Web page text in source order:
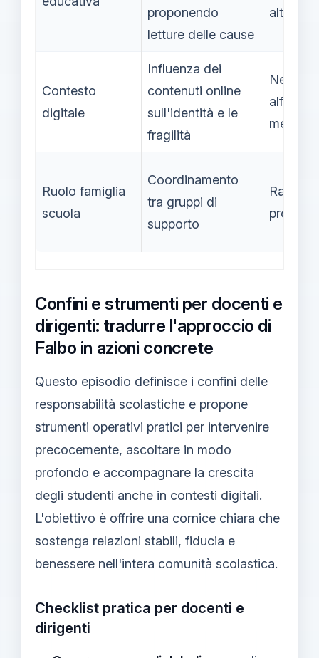
proponendo
letture delle cause
altre
Contesto
digitale
Influenza dei
contenuti online
sull'identità e le
fragilità
Ruolo famiglia
scuola
Coordinamento
tra gruppi di
supporto
Confini e strumenti per docenti e
dirigenti: tradurre l'approccio di
Falbo in azioni concrete
Questo episodio definisce i confini delle
responsabilità scolastiche e propone
strumenti operativi pratici per intervenire
precocemente, ascoltare in modo
profondo e accompagnare la crescita
degli studenti anche in contesti digitali.
L'obiettivo è offrire una cornice chiara che
sostenga relazioni stabili, fiducia e
benessere nell'intera comunità scolastica.
Checklist pratica per docenti e
dirigenti